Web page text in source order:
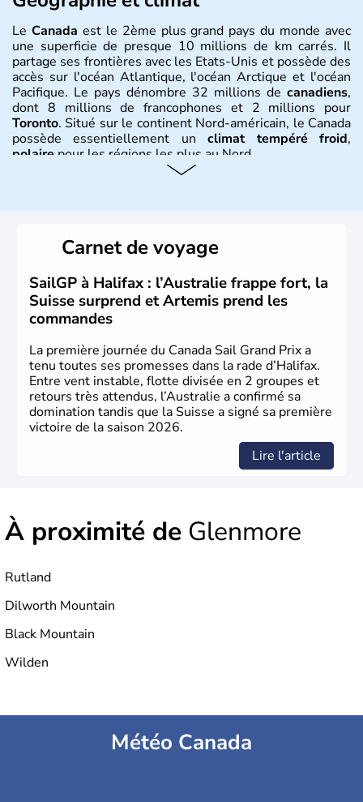
Le Canada est le 2ème plus grand pays du monde avec
une superficie de presque 10 millions de km carrés. Il
partage ses frontières avec les Etats-Unis et possède des
accès sur l'océan Atlantique, l'océan Arctique et l'océan
Pacifique. Le pays dénombre 32 millions de canadiens,
dont 8 millions de francophones et 2 millions pour
Toronto. Situé sur le continent Nord-américain, le Canada
possède essentiellement unclimat tempéré froid,
polaire pour les régions les plus au Nord.
territoire de la ville de Québec, le Canada passe ensuite
sous le contrôle des Britanniques. L'indépendance du
pays a été obtenue au cours d'un long processus qui s'est
étalé de 1867 à 1982. Le peuple autochtone des Inuits,
aujourd'hui appelé Eskimos, n'est découvert qu'au début
du XXème siècle lors d'une expédition dans le Grand
Nord.
Carnet de voyage
SailGP à Halifax : l’Australie frappe fort, la
Suisse surprend et Artemis prend les
commandes
La première journée du Canada Sail Grand Prix a
tenu toutes ses promesses dans la rade d’Halifax.
Entre vent instable, flotte divisée en 2 groupes et
retours très attendus, l’Australie a confirmé sa
domination tandis que la Suisse a signé sa première
victoire de la saison 2026.
Lire l'article
À proximité de Glenmore
Rutland
Dilworth Mountain
Black Mountain
Wilden
Météo Canada